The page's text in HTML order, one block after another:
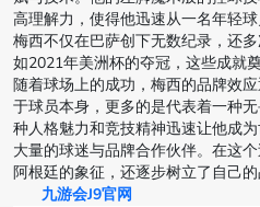
高理解力，使得他迅速从一名年轻
梅西不仅在巴萨创下无数纪录，还
如2021年美洲杯的夺冠，这些成就
随着球场上的成功，梅西的品牌效
于球员本身，更多的是代表着一种
种人格魅力和竞技精神迅速让他成
大量的球迷与品牌合作伙伴。在这
阿根廷的象征，还逐步树立了自己的
九游会J9官网